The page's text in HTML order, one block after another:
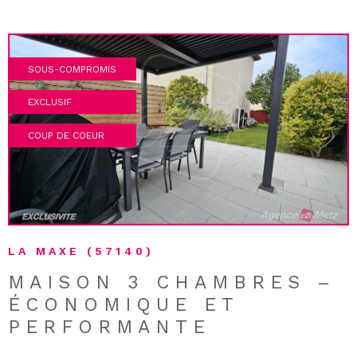
achat, investissement locatif ou résidence principale dans
un cadre agréable.
LA MAXE (57140)
MAISON 3 CHAMBRES –
ÉCONOMIQUE ET
PERFORMANTE
SOUS-COMPROMIS
EXCLUSIF
COUP DE COEUR VOIR LE BIEN